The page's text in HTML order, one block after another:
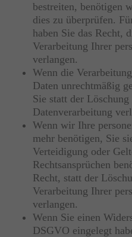
bestreiten, benötigen
dies zu überprüfen.
haben Sie das Recht,
Verarbeitung Ihrer
verlangen.
Wenn die
Daten unrechtmäßig
Sie statt der
Datenverarbeitung
Wenn wir Ihre
mehr benötigen, Sie
Verteidigung oder
Rechtsansprüchen
Recht, statt der
Verarbeitung Ihrer
verlangen.
Wenn Sie einen
DSGVO eingelegt